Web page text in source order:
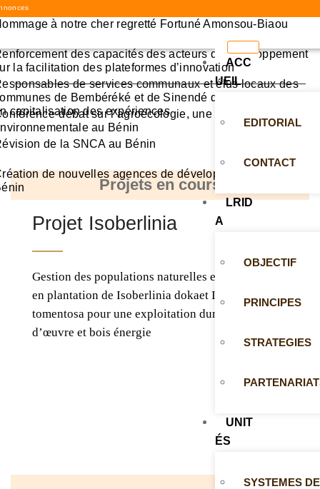
à notre cher regretté Fortuné Amonsou-Biaou
des capacités des acteurs du développement
la facilitation des plateformes d’innovation
de services communaux et élus locaux des
de Bembéréké et de Sinendé désormais aguerris
capitalisation des expériences
débat sur l’agroécologie, une innovation agro-
au Bénin
de la SNCA au Bénin
de nouvelles agences de développement agricole au
ACC
UEIL
EDITORIAL
CONTACT
LRID
A
OBJECTIF
PRINCIPES
STRATEGIES
UNIT
ÉS
SYSTEMES
Projets en cours
Projet Isoberlinia
Gestion des populations naturelles et valorisation
en plantation de Isoberlinia dokaet Isoberlinia
tomentosa pour une exploitation durable en bois
d’œuvre et bois énergie